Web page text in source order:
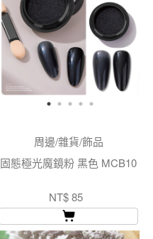
周邊/雜貨/飾品
固態極光魔鏡粉 黑色 MCB10
NT$ 85